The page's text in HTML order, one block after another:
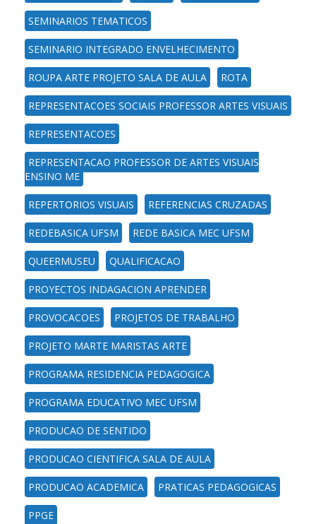
SEMINARIOS TEMATICOS
SEMINARIO INTEGRADO ENVELHECIMENTO
ROUPA ARTE PROJETO SALA DE AULA ROTA
REPRESENTACOES SOCIAIS PROFESSOR ARTES VISUAIS
REPRESENTACOES
REPRESENTACAO PROFESSOR DE ARTES VISUAIS
ENSINO ME
REPERTORIOS VISUAIS REFERENCIAS CRUZADAS
REDEBASICA UFSM REDE BASICA MEC UFSM
QUEERMUSEU QUALIFICACAO
PROYECTOS INDAGACION APRENDER
PROVOCACOES PROJETOS DE TRABALHO
PROJETO MARTE MARISTAS ARTE
PROGRAMA RESIDENCIA PEDAGOGICA
PROGRAMA EDUCATIVO MEC UFSM
PRODUCAO DE SENTIDO
PRODUCAO CIENTIFICA SALA DE AULA
PRODUCAO ACADEMICA PRATICAS PEDAGOGICAS
PPGE